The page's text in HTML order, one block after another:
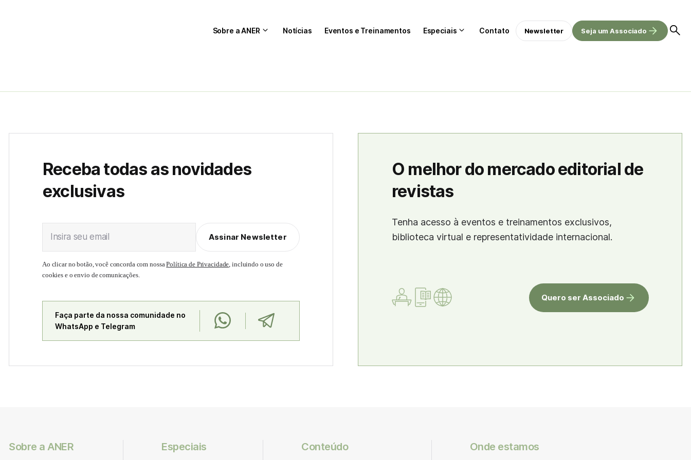
Sobre a ANER Notícias Eventos e Treinamentos Especiais Contato Newsletter Seja um Associado
Receba todas as novidades
exclusivas
Insira seu email Assinar Newsletter
Ao clicar no botão, você concorda com nossaPolítica de Privacidade, incluindo o uso de
cookies e o envio de comunicações.
Faça parte da nossa comunidade no
WhatsApp e Telegram
O melhor do mercado editorial de
revistas
Tenha acesso à eventos e treinamentos exclusivos,
biblioteca virtual e representatividade internacional.
Quero ser Associado
Sobre a ANER Especiais Conteúdo Onde estamos